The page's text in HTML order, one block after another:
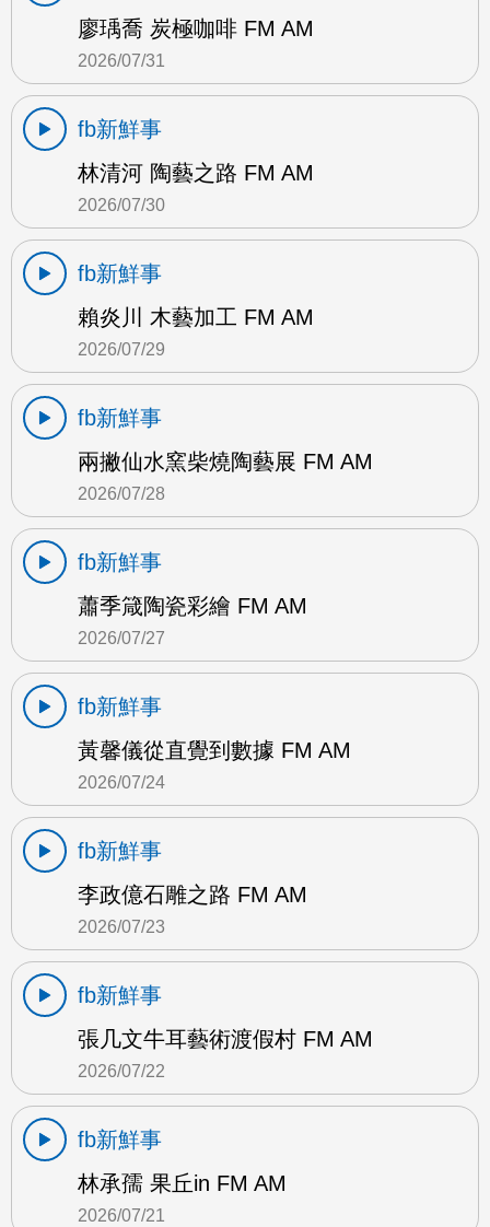
廖瑀喬 炭極咖啡 FM AM
2026/07/31
fb新鮮事
林清河 陶藝之路 FM AM
2026/07/30
fb新鮮事
賴炎川 木藝加工 FM AM
2026/07/29
fb新鮮事
兩撇仙水窯柴燒陶藝展 FM AM
2026/07/28
fb新鮮事
蕭季箴陶瓷彩繪 FM AM
2026/07/27
fb新鮮事
黃馨儀從直覺到數據 FM AM
2026/07/24
fb新鮮事
李政億石雕之路 FM AM
2026/07/23
fb新鮮事
張几文牛耳藝術渡假村 FM AM
2026/07/22
fb新鮮事
林承孺 果丘in FM AM
2026/07/21